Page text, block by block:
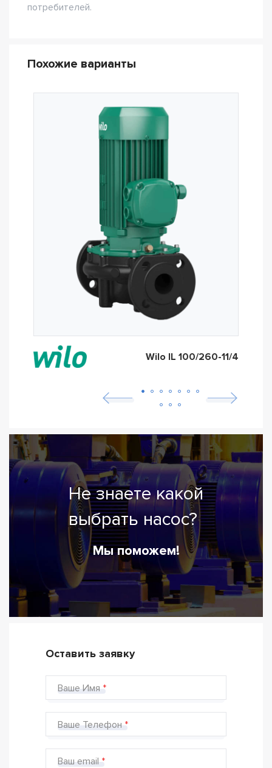
потребителей.
Похожие варианты
Wilo IL 100/260-11/4
Не знаете какой
выбрать насос?
Мы поможем!
Оставить заявку
Ваше Имя
Ваше Телефон
Ваш email